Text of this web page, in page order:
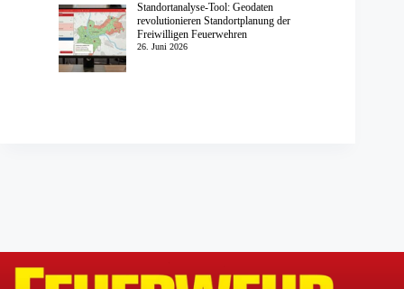
Standortanalyse-Tool: Geodaten
revolutionieren Standortplanung der
Freiwilligen Feuerwehren
26. Juni 2026